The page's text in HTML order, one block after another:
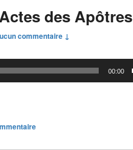
des Apôtres
commentaire ↓
00:00